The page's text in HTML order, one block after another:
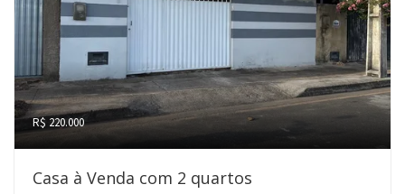
R$ 220.000
Casa à Venda com 2 quartos